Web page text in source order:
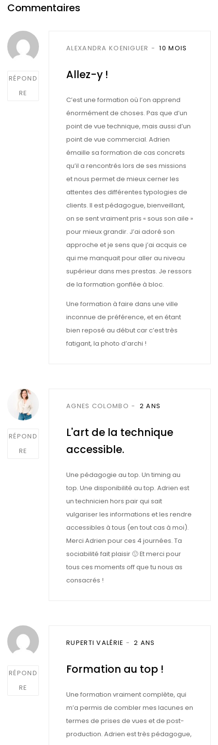
Commentaires
Post
comment
RÉPOND
RE
ALEXANDRA KOENIGUER 10 MOIS
Allez-y !
C’est une formation où l’on apprend
énormément de choses. Pas que d’un
point de vue technique, mais aussi d’un
point de vue commercial. Adrien
émaille sa formation de cas concrets
qu’il a rencontrés lors de ses missions
et nous permet de mieux cerner les
attentes des différentes typologies de
clients. Il est pédagogue, bienveillant,
on se sent vraiment pris « sous son aile »
pour mieux grandir. J’ai adoré son
approche et je sens que j’ai acquis ce
qui me manquait pour aller au niveau
supérieur dans mes prestas. Je ressors
de la formation gonflée à bloc.
Une formation à faire dans une ville
inconnue de préférence, et en étant
bien reposé au début car c’est très
fatigant, la photo d’archi !
Post
comment
RÉPOND
RE
AGNES COLOMBO 2 ANS
L'art de la technique
accessible.
Une pédagogie au top. Un timing au
top. Une disponibilité au top. Adrien est
un technicien hors pair qui sait
vulgariser les informations et les rendre
accessibles à tous (en tout cas à moi).
Merci Adrien pour ces 4 journées. Ta
sociabilité fait plaisir 🙂 Et merci pour
tous ces moments off que tu nous as
consacrés !
Post
comment
RÉPOND
RE
RUPERTI VALÉRIE 2 ANS
Formation au top !
Une formation vraiment complète, qui
m’a permis de combler mes lacunes en
termes de prises de vues et de post-
production. Adrien est très pédagogue,